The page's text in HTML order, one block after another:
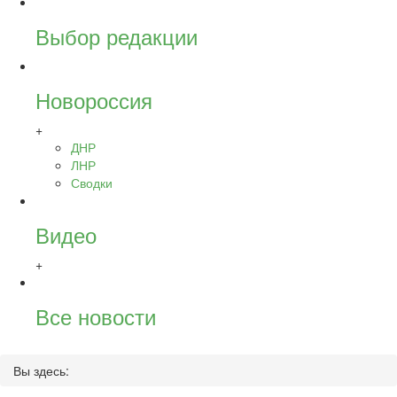
Выбор редакции
Новороссия
+
ДНР
ЛНР
Сводки
Видео
+
Все новости
Вы здесь: